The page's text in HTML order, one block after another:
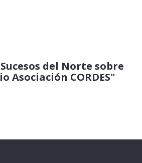
del Norte sobre
Asociación CORDES"